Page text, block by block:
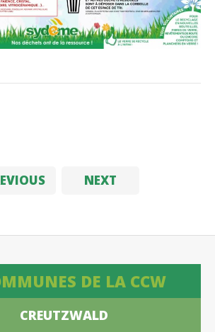
NEXT
DE LA CCW
CREUTZWALD